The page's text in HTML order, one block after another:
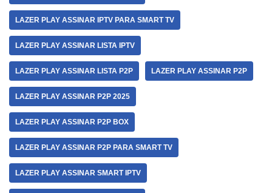
LAZER PLAY ASSINAR IPTV PARA SMART TV
LAZER PLAY ASSINAR LISTA IPTV
LAZER PLAY ASSINAR LISTA P2P LAZER PLAY ASSINAR P2P
LAZER PLAY ASSINAR P2P 2025
LAZER PLAY ASSINAR P2P BOX
LAZER PLAY ASSINAR P2P PARA SMART TV
LAZER PLAY ASSINAR SMART IPTV